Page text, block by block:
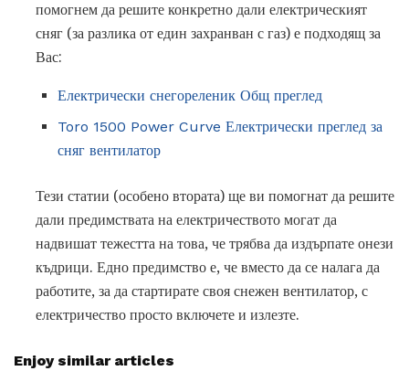
помогнем да решите конкретно дали електрическият
сняг (за разлика от един захранван с газ) е подходящ за
Вас:
Електрически снегореленик Общ преглед
Toro 1500 Power Curve Електрически преглед за
сняг вентилатор
Тези статии (особено втората) ще ви помогнат да решите
дали предимствата на електричеството могат да
надвишат тежестта на това, че трябва да издърпате онези
къдрици. Едно предимство е, че вместо да се налага да
работите, за да стартирате своя снежен вентилатор, с
електричество просто включете и излезте.
Enjoy similar articles